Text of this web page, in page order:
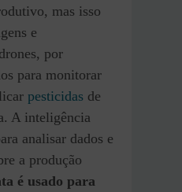
mas isso
e
por
para monitorar
pesticidas de
A inteligência
analisar dados e
a produção
é usado para